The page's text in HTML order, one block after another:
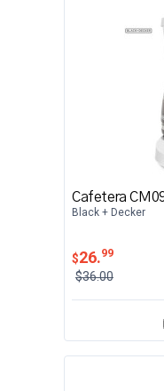
Cafetera
Black + Decker
$26.99
$36.00